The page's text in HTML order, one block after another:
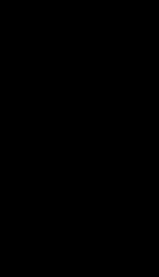
交至